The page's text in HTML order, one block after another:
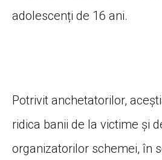
adolescenți de 16 ani.
Potrivit anchetatorilor,
ridica banii de la victime și
organizatorilor schemei, în